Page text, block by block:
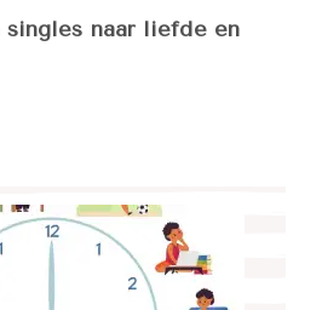
singles naar liefde en